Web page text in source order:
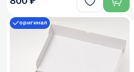
оригинал